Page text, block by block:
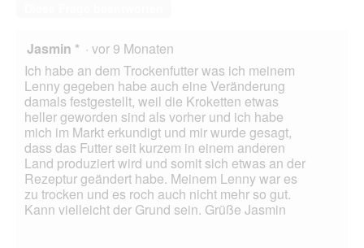
Jasmin * · vor 9 Monaten
Ich habe an dem Trockenfutter was ich meinem
Lenny gegeben habe auch eine Veränderung
damals festgestellt, weil die Kroketten etwas
heller geworden sind als vorher und ich habe
mich im Markt erkundigt und mir wurde gesagt,
dass das Futter seit kurzem in einem anderen
Land produziert wird und somit sich etwas an der
Rezeptur geändert habe. Meinem Lenny war es
zu trocken und es roch auch nicht mehr so gut.
Kann vielleicht der Grund sein. Grüße Jasmin